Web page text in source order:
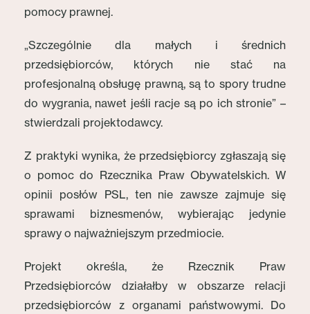
pomocy prawnej.
„Szczególnie dla małych i średnich
przedsiębiorców, których nie stać na
profesjonalną obsługę prawną, są to spory trudne
do wygrania, nawet jeśli racje są po ich stronie” –
stwierdzali projektodawcy.
Z praktyki wynika, że przedsiębiorcy zgłaszają się
o pomoc do Rzecznika Praw Obywatelskich. W
opinii posłów PSL, ten nie zawsze zajmuje się
sprawami biznesmenów, wybierając jedynie
sprawy o najważniejszym przedmiocie.
Projekt określa, że Rzecznik Praw
Przedsiębiorców działałby w obszarze relacji
przedsiębiorców z organami państwowymi. Do